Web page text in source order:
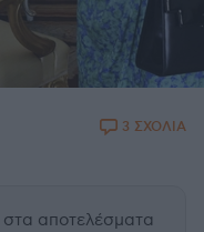
3 ΣΧΟΛΙΑ
στα αποτελέσματα